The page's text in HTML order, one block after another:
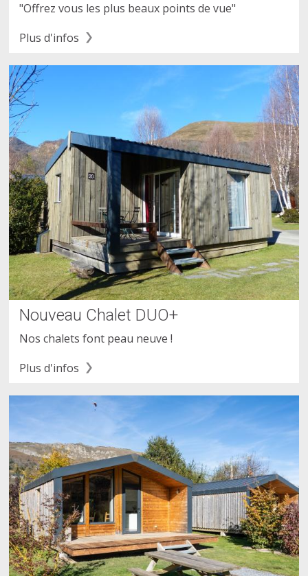
"Offrez vous les plus beaux points de vue"
Plus d'infos
Nouveau Chalet DUO+
Nos chalets font peau neuve !
Plus d'infos